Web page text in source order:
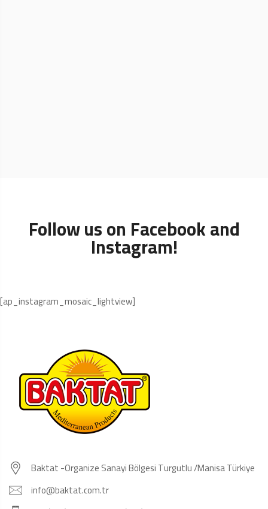
Follow us on Facebook and
Instagram!
[ap_instagram_mosaic_lightview]
Baktat -Organize Sanayi Bölgesi Turgutlu /Manisa Türkiye
info@baktat.com.tr